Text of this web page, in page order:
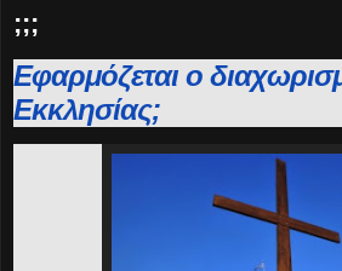
;;;
Εφαρμόζεται ο
Εκκλησίας;